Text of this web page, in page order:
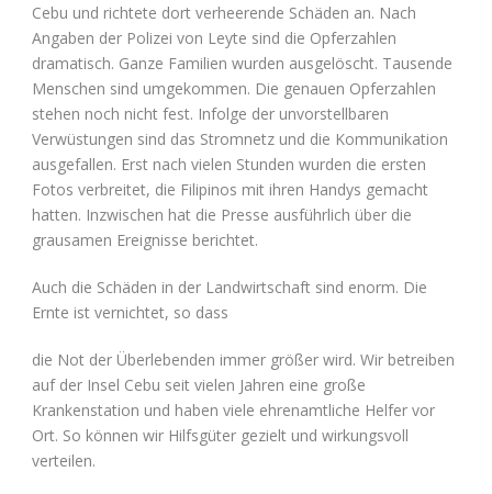
Cebu und richtete dort verheerende Schäden an. Nach
Angaben der Polizei von Leyte sind die Opferzahlen
dramatisch. Ganze Familien wurden ausgelöscht. Tausende
Menschen sind umgekommen. Die genauen Opferzahlen
stehen noch nicht fest. Infolge der unvorstellbaren
Verwüstungen sind das Stromnetz und die Kommunikation
ausgefallen. Erst nach vielen Stunden wurden die ersten
Fotos verbreitet, die Filipinos mit ihren Handys gemacht
hatten. Inzwischen hat die Presse ausführlich über die
grausamen Ereignisse berichtet.
Auch die Schäden in der Landwirtschaft sind enorm. Die
Ernte ist vernichtet, so dass
die Not der Überlebenden immer größer wird. Wir betreiben
auf der Insel Cebu seit vielen Jahren eine große
Krankenstation und haben viele ehrenamtliche Helfer vor
Ort. So können wir Hilfsgüter gezielt und wirkungsvoll
verteilen.